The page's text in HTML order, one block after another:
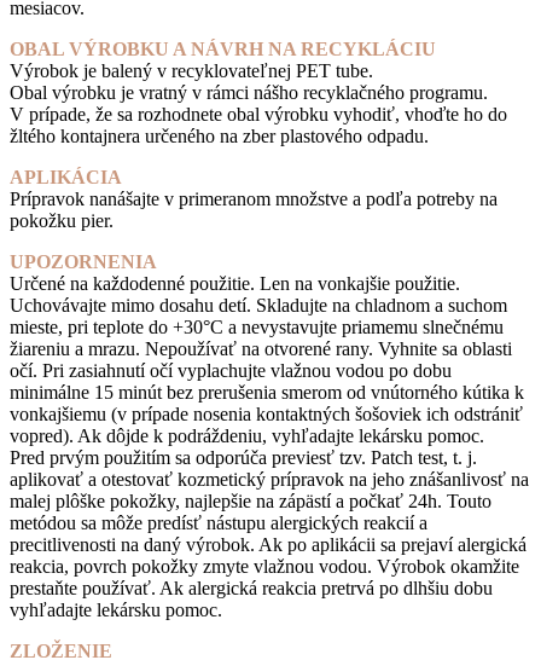
mesiacov.
OBAL VÝROBKU A NÁVRH NA RECYKLÁCIU
Výrobok je balený v recyklovateľnej PET tube.
Obal výrobku je vratný v rámci nášho recyklačného programu.
V prípade, že sa rozhodnete obal výrobku vyhodiť, vhoďte ho do
žltého kontajnera určeného na zber plastového odpadu.
APLIKÁCIA
Prípravok nanášajte v primeranom množstve a podľa potreby na
pokožku pier.
UPOZORNENIA
Určené na každodenné použitie. Len na vonkajšie použitie.
Uchovávajte mimo dosahu detí. Skladujte na chladnom a suchom
mieste, pri teplote do +30°C a nevystavujte priamemu slnečnému
žiareniu a mrazu. Nepoužívať na otvorené rany. Vyhnite sa oblasti
očí. Pri zasiahnutí očí vyplachujte vlažnou vodou po dobu
minimálne 15 minút bez prerušenia smerom od vnútorného kútika k
vonkajšiemu (v prípade nosenia kontaktných šošoviek ich odstrániť
vopred). Ak dôjde k podráždeniu, vyhľadajte lekársku pomoc.
Pred prvým použitím sa odporúča previesť tzv. Patch test, t. j.
aplikovať a otestovať kozmetický prípravok na jeho znášanlivosť na
malej plôške pokožky, najlepšie na zápästí a počkať 24h. Touto
metódou sa môže predísť nástupu alergických reakcií a
precitlivenosti na daný výrobok. Ak po aplikácii sa prejaví alergická
reakcia, povrch pokožky zmyte vlažnou vodou. Výrobok okamžite
prestaňte používať. Ak alergická reakcia pretrvá po dlhšiu dobu
vyhľadajte lekársku pomoc.
ZLOŽENIE